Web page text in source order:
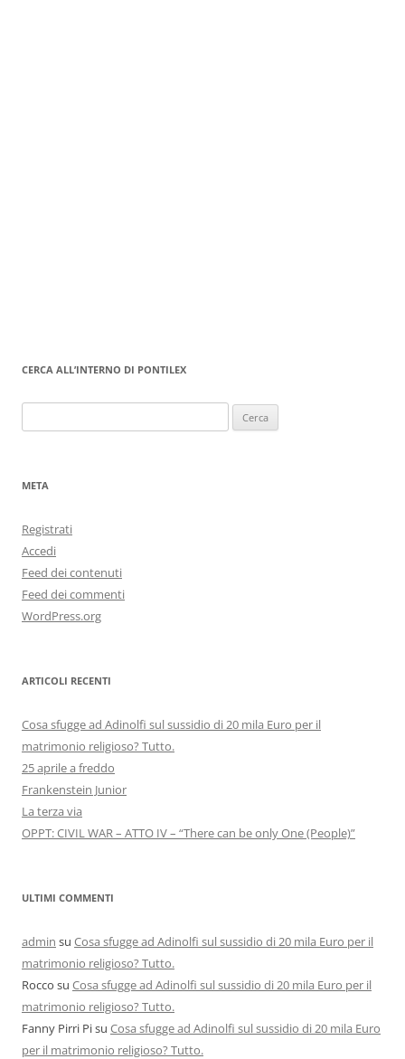
CERCA ALL’INTERNO DI PONTILEX
per:
META
Registrati
Accedi
Feed dei contenuti
Feed dei commenti
WordPress.org
ARTICOLI RECENTI
Cosa sfugge ad Adinolfi sul sussidio di 20 mila Euro per il
matrimonio religioso? Tutto.
25 aprile a freddo
Frankenstein Junior
La terza via
OPPT: CIVIL WAR – ATTO IV – “There can be only One (People)”
ULTIMI COMMENTI
admin su Cosa sfugge ad Adinolfi sul sussidio di 20 mila Euro per il
matrimonio religioso? Tutto.
Rocco su Cosa sfugge ad Adinolfi sul sussidio di 20 mila Euro per il
matrimonio religioso? Tutto.
Fanny Pirri Pisu Cosa sfugge ad Adinolfi sul sussidio di 20 mila Euro
per il matrimonio religioso? Tutto.